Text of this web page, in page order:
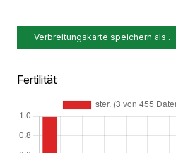
Verbreitungskarte speichern als …
Fertilität